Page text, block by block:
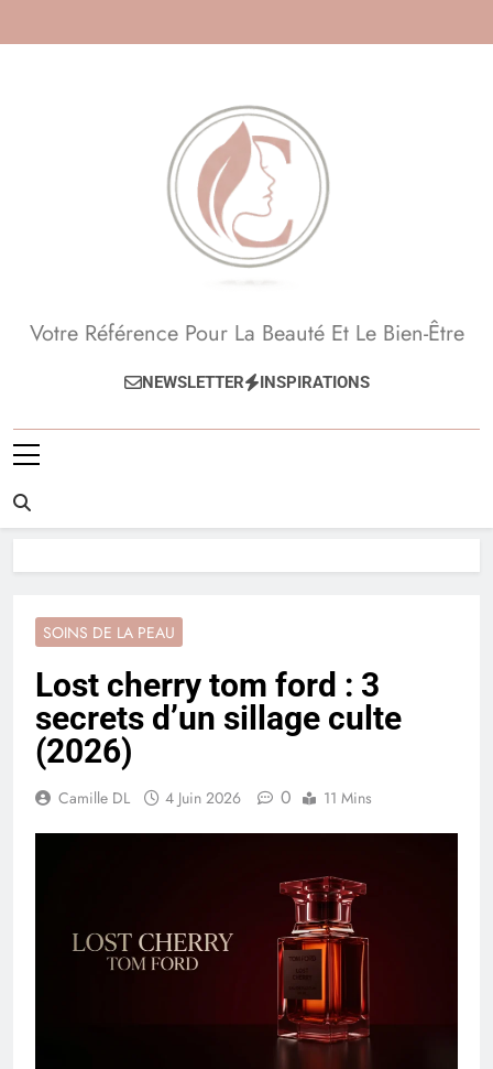
Beauté, Esthétique,
Anti-Âge
Votre Référence Pour La Beauté Et Le Bien-Être
NEWSLETTER INSPIRATIONS
SOINS DE LA PEAU
Lost cherry tom ford : 3
secrets d’un sillage culte
(2026)
Camille DL 4 Juin 2026 0 11 Mins